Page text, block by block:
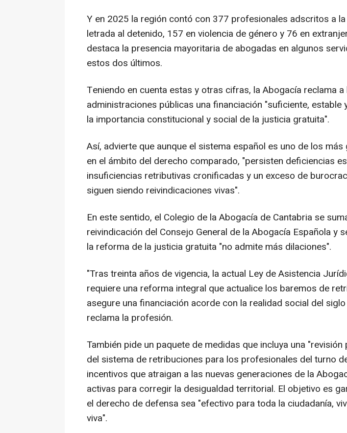
Y en 2025 la región contó con 377 profesionales adscritos a
letrada al detenido, 157 en violencia de género y 76 en
destaca la presencia mayoritaria de abogadas en algunos
estos dos últimos.
Teniendo en cuenta estas y otras cifras, la Abogacía reclama a
administraciones públicas una financiación "suficiente, estable
la importancia constitucional y social de la justicia gratuita".
Así, advierte que aunque el sistema español es uno de los
en el ámbito del derecho comparado, "persisten deficiencias
insuficiencias retributivas cronificadas y un exceso de
siguen siendo reivindicaciones vivas".
En este sentido, el Colegio de la Abogacía de Cantabria se
reivindicación del Consejo General de la Abogacía Española y
la reforma de la justicia gratuita "no admite más dilaciones".
"Tras treinta años de vigencia, la actual Ley de Asistencia
requiere una reforma integral que actualice los baremos de
asegure una financiación acorde con la realidad social del siglo
reclama la profesión.
También pide un paquete de medidas que incluya una "revisión
del sistema de retribuciones para los profesionales del turno
incentivos que atraigan a las nuevas generaciones de la
activas para corregir la desigualdad territorial. El objetivo es
el derecho de defensa sea "efectivo para toda la ciudadanía,
viva".